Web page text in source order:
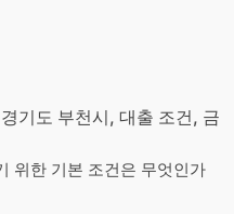
기도 부천시, 대출 조건, 금
위한 기본 조건은 무엇인가